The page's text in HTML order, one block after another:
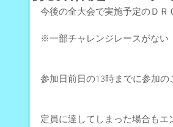
今後の全大会で実施予定のＤ
※一部チャレンジレースがない
参加日前日の13時までに参加
定員に達してしまった場合も